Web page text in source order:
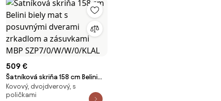
509 €
Šatníková skriňa 158 cm Belini
biely mat s posuvnými dverami
zrkadlom a zásuvkami MBP
Kovový, dvojdverový, s
poličkami